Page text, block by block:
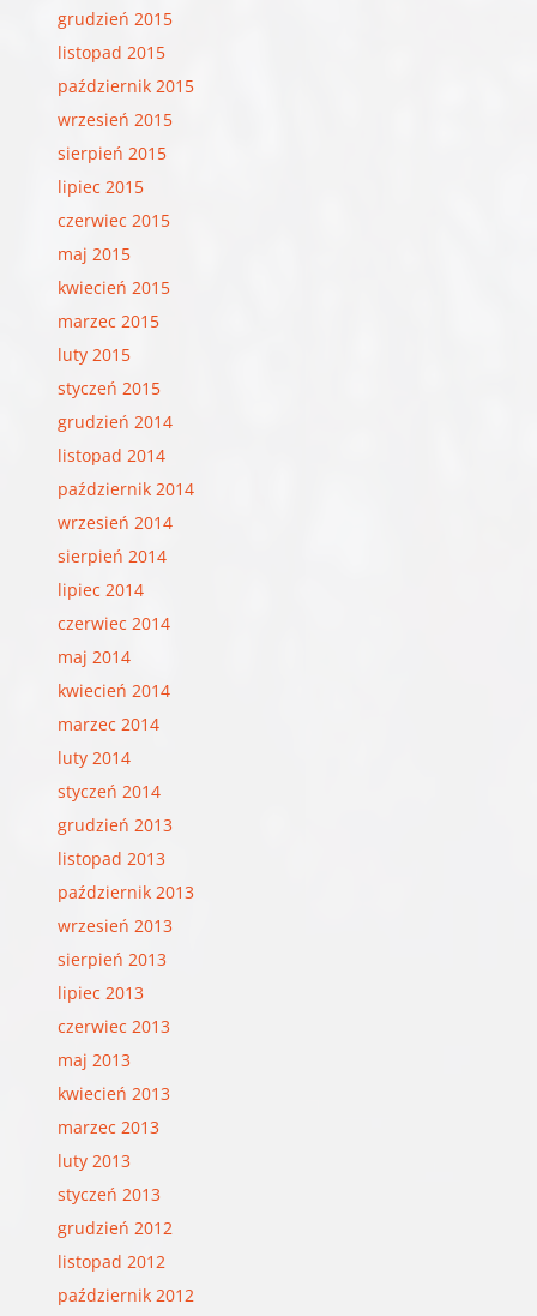
grudzień 2015
listopad 2015
październik 2015
wrzesień 2015
sierpień 2015
lipiec 2015
czerwiec 2015
maj 2015
kwiecień 2015
marzec 2015
luty 2015
styczeń 2015
grudzień 2014
listopad 2014
październik 2014
wrzesień 2014
sierpień 2014
lipiec 2014
czerwiec 2014
maj 2014
kwiecień 2014
marzec 2014
luty 2014
styczeń 2014
grudzień 2013
listopad 2013
październik 2013
wrzesień 2013
sierpień 2013
lipiec 2013
czerwiec 2013
maj 2013
kwiecień 2013
marzec 2013
luty 2013
styczeń 2013
grudzień 2012
listopad 2012
październik 2012